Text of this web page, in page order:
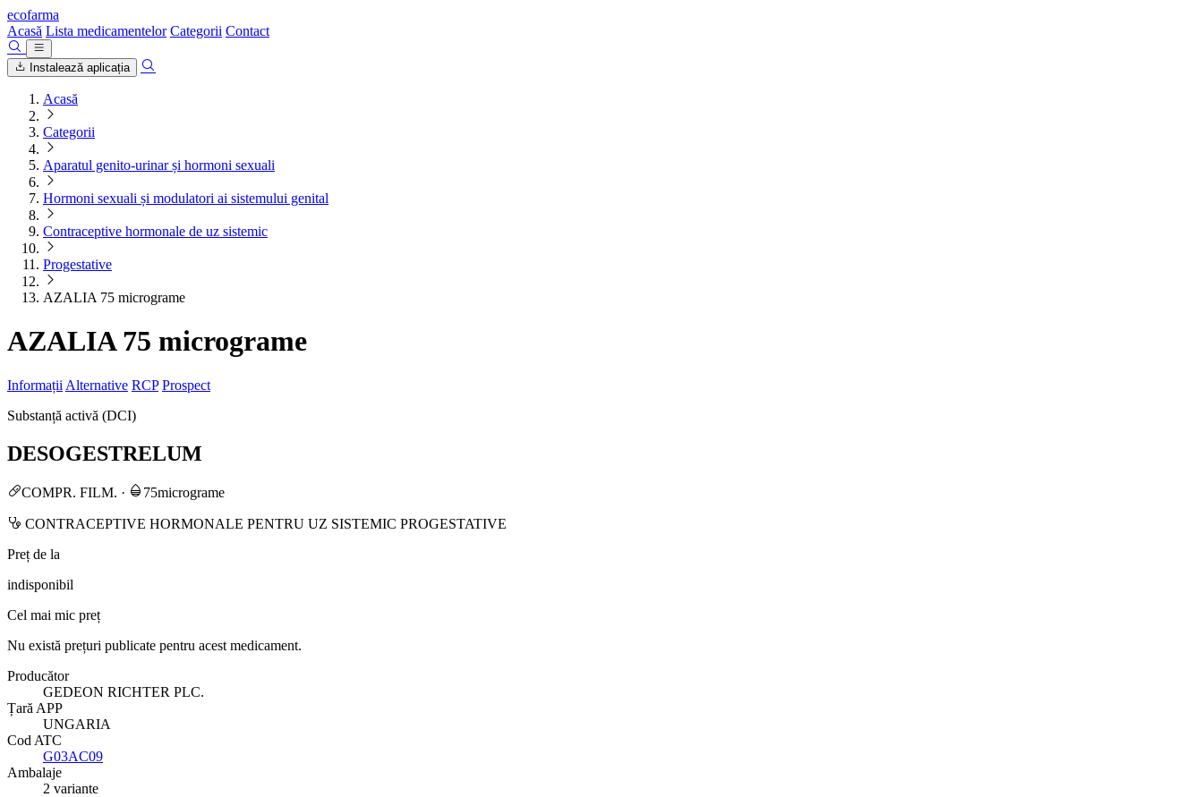
ecofarma
Acasă Lista medicamentelor Categorii Contact
Instalează aplicația
Acasă
Categorii
Aparatul genito-urinar și hormoni sexuali
Hormoni sexuali și modulatori ai sistemului genital
Contraceptive hormonale de uz sistemic
Progestative
AZALIA 75 micrograme
AZALIA 75 micrograme
Informații Alternative RCP Prospect
Substanță activă (DCI)
DESOGESTRELUM
COMPR. FILM. · 75micrograme
CONTRACEPTIVE HORMONALE PENTRU UZ SISTEMIC PROGESTATIVE
Preț de la
indisponibil
Cel mai mic preț
Nu există prețuri publicate pentru acest medicament.
Producător
GEDEON RICHTER PLC.
Țară APP
UNGARIA
Cod ATC
G03AC09
Ambalaje
2 variante